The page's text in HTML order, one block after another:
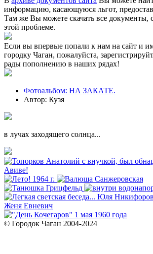
информацию, касающуюся льгот,
Там же Вы можете скачать все документы,
этой проблеме.
Если вы впервые попали к нам на сайт и
городку Чаган, пожалуйста,
рады пополнению в наших рядах!
Фотоальбом: НА ЗАКАТЕ.
Автор: Кузя
в лучах заходящего солнца...
© Городок Чаган 2004-2024